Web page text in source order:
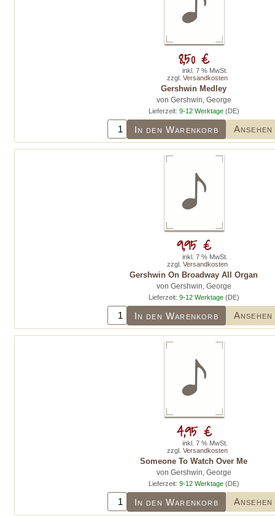
Gershwin Medley
von Gershwin, George
Lieferzeit: 9-12 Werktage(DE)
In den Warenkorb Ansehen
8,50 €
inkl. 7 % MwSt.
zzgl. Versandkosten
Gershwin On Broadway All Organ
von Gershwin, George
Lieferzeit: 9-12 Werktage(DE)
In den Warenkorb Ansehen
9,95 €
inkl. 7 % MwSt.
zzgl. Versandkosten
Someone To Watch Over Me
von Gershwin, George
Lieferzeit: 9-12 Werktage(DE)
In den Warenkorb Ansehen
4,95 €
inkl. 7 % MwSt.
zzgl. Versandkosten